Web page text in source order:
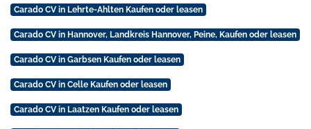
Carado CV in Lehrte-Ahlten Kaufen oder leasen
Carado CV in Hannover, Landkreis Hannover, Peine, Kaufen oder leasen
Carado CV in Garbsen Kaufen oder leasen
Carado CV in Celle Kaufen oder leasen
Carado CV in Laatzen Kaufen oder leasen